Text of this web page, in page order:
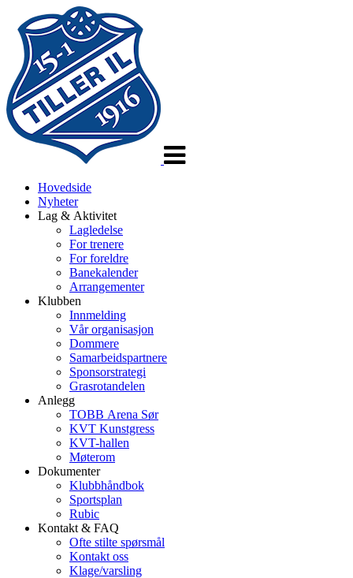
Hovedside
Nyheter
Lag & Aktivitet
Lagledelse
For trenere
For foreldre
Banekalender
Arrangementer
Klubben
Innmelding
Vår organisasjon
Dommere
Samarbeidspartnere
Sponsorstrategi
Grasrotandelen
Anlegg
TOBB Arena Sør
KVT Kunstgress
KVT-hallen
Møterom
Dokumenter
Klubbhåndbok
Sportsplan
Rubic
Kontakt & FAQ
Ofte stilte spørsmål
Kontakt oss
Klage/varsling